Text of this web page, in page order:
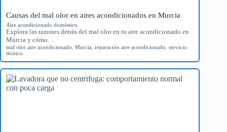
Causas del mal olor en aires acondicionados en Murcia
Aire acondicionado doméstico
Explora las razones detrás del mal olor en tu aire acondicionado en
Murcia y cómo…
mal olor aire acondicionado Murcia reparación aire acondicionado servicio
técnico